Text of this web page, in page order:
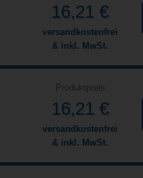
16,21 €
versandkostenfrei
& inkl. MwSt.
Produktpreis
16,21 €
versandkostenfrei
& inkl. MwSt.